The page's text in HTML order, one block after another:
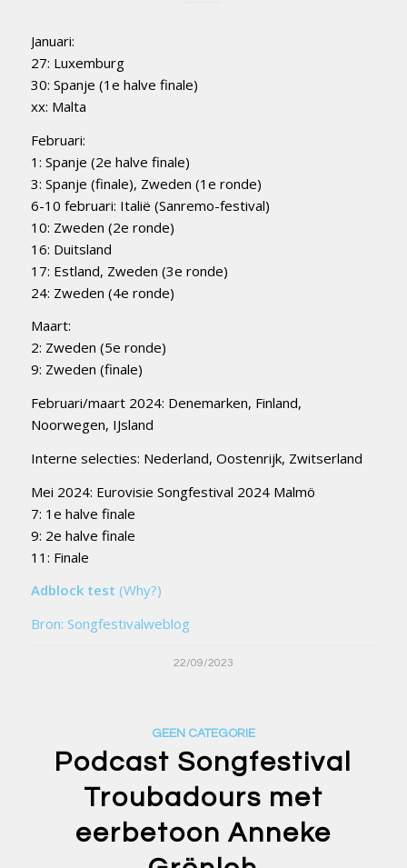
Januari:
27: Luxemburg
30: Spanje (1e halve finale)
xx: Malta
Februari:
1: Spanje (2e halve finale)
3: Spanje (finale), Zweden (1e ronde)
6-10 februari: Italië (Sanremo-festival)
10: Zweden (2e ronde)
16: Duitsland
17: Estland, Zweden (3e ronde)
24: Zweden (4e ronde)
Maart:
2: Zweden (5e ronde)
9: Zweden (finale)
Februari/maart 2024: Denemarken, Finland,
Noorwegen, IJsland
Interne selecties: Nederland, Oostenrijk, Zwitserland
Mei 2024: Eurovisie Songfestival 2024 Malmö
7: 1e halve finale
9: 2e halve finale
11: Finale
Adblock test (Why?)
Bron: Songfestivalweblog
22/09/2023
GEEN CATEGORIE
Podcast Songfestival
Troubadours met
eerbetoon Anneke